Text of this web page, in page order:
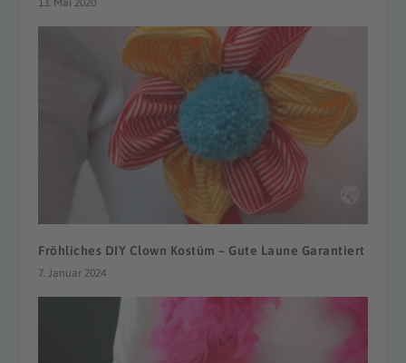
13. Mai 2020
Fröhliches DIY Clown Kostüm – Gute Laune Garantiert
7. Januar 2024